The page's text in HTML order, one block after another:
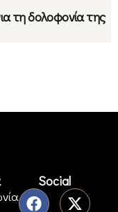
τη δολοφονία της
Social